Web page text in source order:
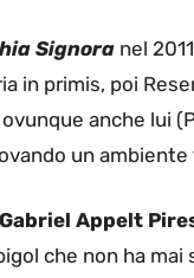
Signora nel
in primis, poi
anche lui
un
Gabriel Appelt
che non ha